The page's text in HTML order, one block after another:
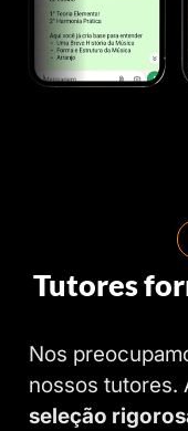
Tutores
Nos
nossos tutores.
seleção